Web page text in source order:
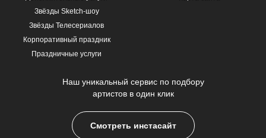
Звёзды Sketch-шоу
Звёзды Телесериалов
Корпоративный праздник
Праздничные услуги
Наш уникальный сервис по подбору
артистов в один клик
Смотреть инстасайт